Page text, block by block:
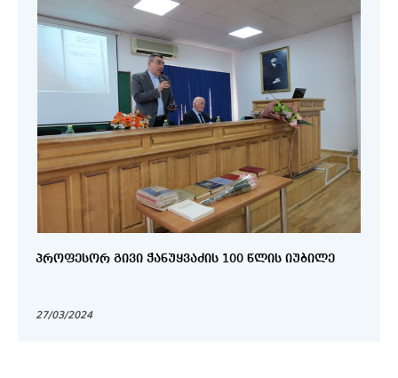
ᲞᲠᲝᲤᲔᲡᲝᲠ ᲒᲘᲕᲘ ᲭᲐᲜᲣᲧᲕᲐᲫᲘᲡ 100 ᲬᲚᲘᲡ ᲘᲣᲑᲘᲚᲔ
27/03/2024